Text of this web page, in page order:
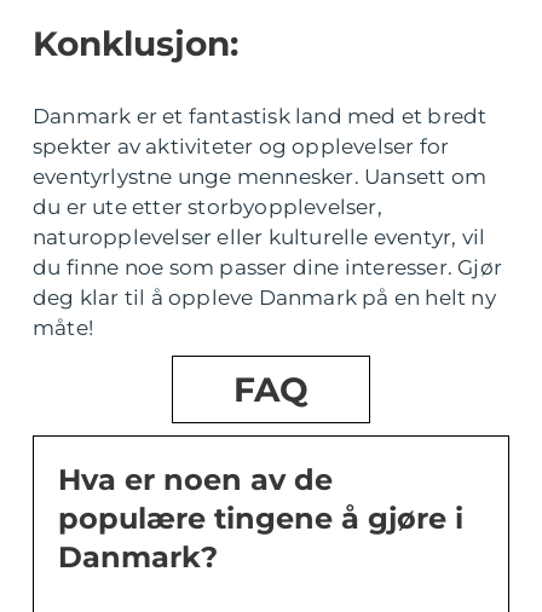
Konklusjon:
Danmark er et fantastisk land med et bredt
spekter av aktiviteter og opplevelser for
eventyrlystne unge mennesker. Uansett om
du er ute etter storbyopplevelser,
naturopplevelser eller kulturelle eventyr, vil
du finne noe som passer dine interesser. Gjør
deg klar til å oppleve Danmark på en helt ny
måte!
FAQ
Hva er noen av de
populære tingene å gjøre i
Danmark?